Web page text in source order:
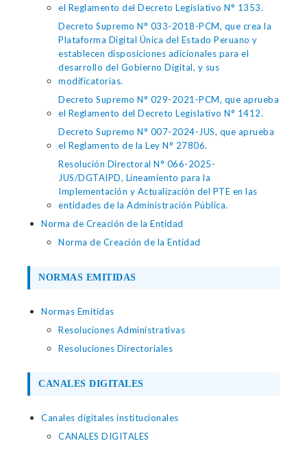
el Reglamento del Decreto Legislativo N° 1353.
Decreto Supremo N° 033-2018-PCM, que crea la
Plataforma Digital Única del Estado Peruano y
establecen disposiciones adicionales para el
desarrollo del Gobierno Digital, y sus
modificatorias.
Decreto Supremo N° 029-2021-PCM, que aprueba
el Reglamento del Decreto Legislativo N° 1412.
Decreto Supremo N° 007-2024-JUS, que aprueba
el Reglamento de la Ley N° 27806.
Resolución Directoral N° 066-2025-
JUS/DGTAIPD, Lineamiento para la
Implementación y Actualización del PTE en las
entidades de la Administración Pública.
Norma de Creación de la Entidad
Norma de Creación de la Entidad
NORMAS EMITIDAS
Normas Emitidas
Resoluciones Administrativas
Resoluciones Directoriales
CANALES DIGITALES
Canales digitales institucionales
CANALES DIGITALES